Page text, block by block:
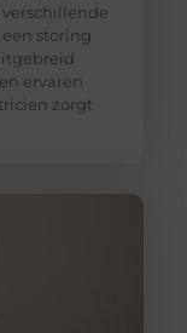
storing
ervaren
zorgt